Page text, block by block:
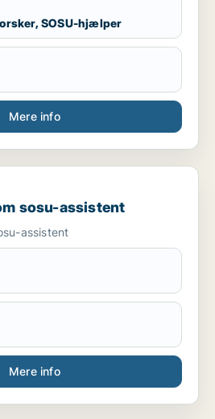
SOSU-hjælper
Mere info
assistent
sosu-assistent
assistent
Mere info